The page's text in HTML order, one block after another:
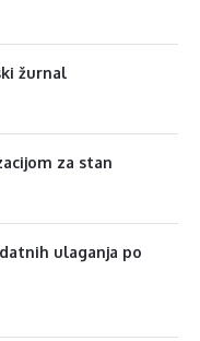
žurnal
za stan
ulaganja po